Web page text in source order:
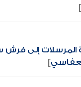
]
إلى فرش
]